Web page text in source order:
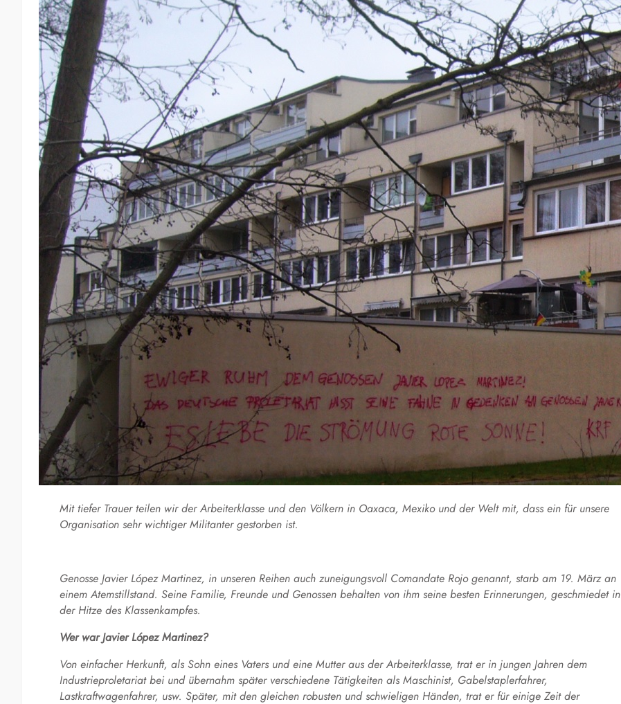
Mit tiefer Trauer teilen wir der Arbeiterklasse und den Völkern in Oaxaca, Mexiko und der Welt mit, dass ein für unsere
Organisation sehr wichtiger Militanter gestorben ist.
Genosse Javier López Martinez, in unseren Reihen auch zuneigungsvoll Comandate Rojo genannt, starb am 19. März an
einem Atemstillstand. Seine Familie, Freunde und Genossen behalten von ihm seine besten Erinnerungen, geschmiedet in
der Hitze des Klassenkampfes.
Wer war Javier López Martinez?
Von einfacher Herkunft, als Sohn eines Vaters und eine Mutter aus der Arbeiterklasse, trat er in jungen Jahren dem
Industrieproletariat bei und übernahm später verschiedene Tätigkeiten als Maschinist, Gabelstaplerfahrer,
Lastkraftwagenfahrer, usw. Später, mit den gleichen robusten und schwieligen Händen, trat er für einige Zeit der